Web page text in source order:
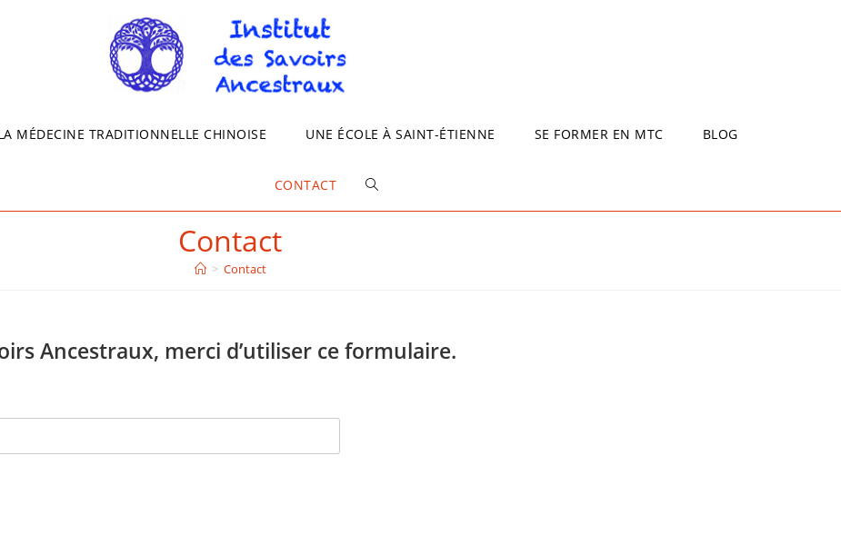
MÉDECINE TRADITIONNELLE CHINOISE UNE ÉCOLE À SAINT-ÉTIENNE SE FORMER EN MTC BLOG
CONTACT TOGGLE
Contact
> Contact
Ancestraux, merci d’utiliser ce formulaire.